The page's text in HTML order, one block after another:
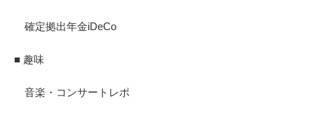
確定拠出年金iDeCo
■ 趣味
音楽・コンサートレポ